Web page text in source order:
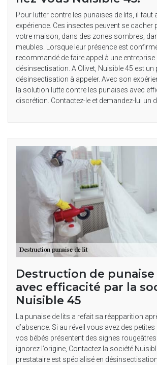
Pour lutter contre les punaises de lits, il faut
expérience. Ces insectes peuvent se cacher
votre maison, dans des zones sombres,
meubles. Lorsque leur présence est
recommandé de faire appel à une entreprise
désinsectisation. A Olivet, Nuisible 45 est
désinsectisation à appeler. Avec son
la solution lutte contre les punaises avec
discrétion. Contactez-le et demandez-lui un
Destruction de
avec efficacité par la
Nuisible 45
La punaise de lits a refait sa réapparition
d’absence. Si au réveil vous avez des
vos bébés présentent des signes
ignorez l’origine, Contactez la société
prestataire est spécialisé en